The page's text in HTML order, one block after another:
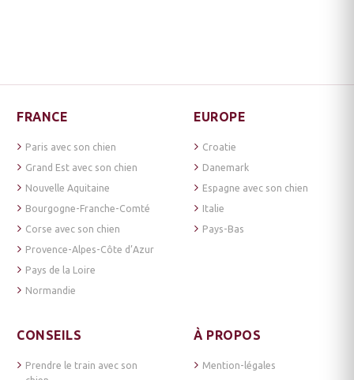
FRANCE
Paris avec son chien
Grand Est avec son chien
Nouvelle Aquitaine
Bourgogne-Franche-Comté
Corse avec son chien
Provence-Alpes-Côte d’Azur
Pays de la Loire
Normandie
EUROPE
Croatie
Danemark
Espagne avec son chien
Italie
Pays-Bas
CONSEILS
Prendre le train avec son
À PROPOS
Mention-légales